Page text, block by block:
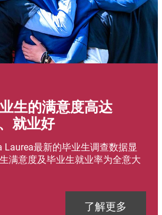
生的满意度高达
就业好
Laurea最新的毕业生调查数据显
满意度及毕业生就业率为全意大
了解更多